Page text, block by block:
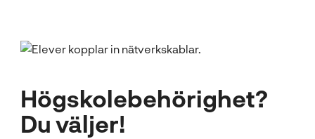
Högskole­behörighet?
Du väljer!